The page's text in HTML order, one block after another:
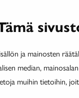
ja mainosten
median,
muihin tietoihin,
alkavan
Friedreichin
ataksian